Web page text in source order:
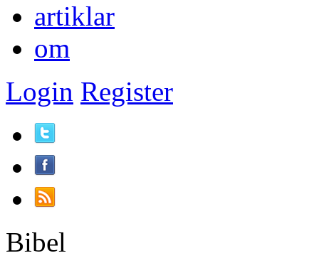
artiklar
om
Login Register
Bibel